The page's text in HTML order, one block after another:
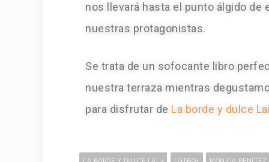
nos llevará hasta el punto álgido de
nuestras protagonistas.
Se trata de un sofocante libro
nuestra terraza mientras
para disfrutar de La borde y dulce
LA BORDE Y DULCE LAI 3 LGTBQ+ MÓNICA BENÍTEZ